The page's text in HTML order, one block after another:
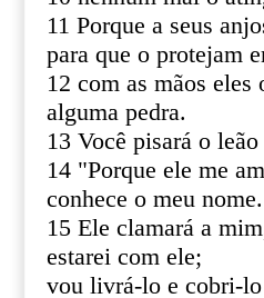
11 Porque a seus
para que o protejam
12 com as mãos eles
alguma pedra.
13 Você pisará o
14 "Porque ele me
conhece o meu nome.
15 Ele clamará a
estarei com ele;
vou livrá-lo e cobri-lo